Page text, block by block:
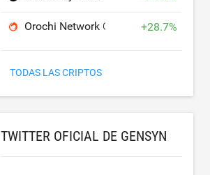
Orochi Network ON +28.7%
TODAS LAS CRIPTOS
TWITTER OFICIAL DE GENSYN